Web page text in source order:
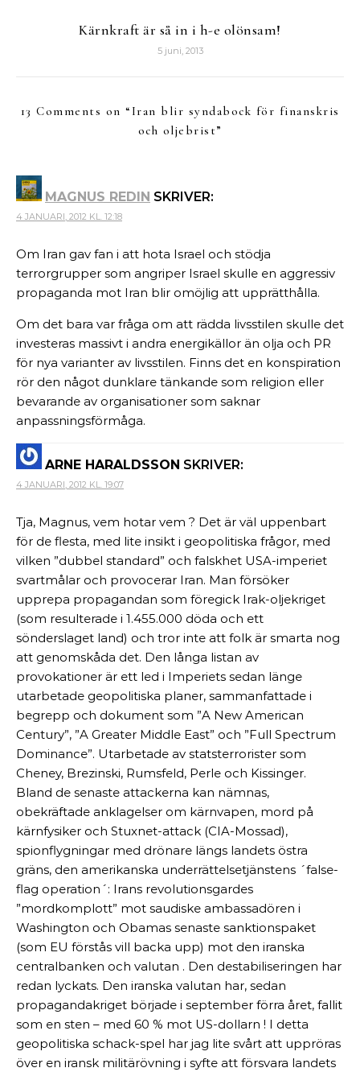
Kärnkraft är så in i h-e olönsam!
5 juni, 2013
13 Comments on “ Iran blir syndabock för finanskris
och oljebrist”
MAGNUS REDIN SKRIVER:
4 JANUARI, 2012 KL. 12:18
Om Iran gav fan i att hota Israel och stödja
terrorgrupper som angriper Israel skulle en aggressiv
propaganda mot Iran blir omöjlig att upprätthålla.
Om det bara var fråga om att rädda livsstilen skulle det
investeras massivt i andra energikällor än olja och PR
för nya varianter av livsstilen. Finns det en konspiration
rör den något dunklare tänkande som religion eller
bevarande av organisationer som saknar
anpassningsförmåga.
ARNE HARALDSSON SKRIVER:
4 JANUARI, 2012 KL. 19:07
Tja, Magnus, vem hotar vem ? Det är väl uppenbart
för de flesta, med lite insikt i geopolitiska frågor, med
vilken ”dubbel standard” och falskhet USA-imperiet
svartmålar och provocerar Iran. Man försöker
upprepa propagandan som föregick Irak-oljekriget
(som resulterade i 1.455.000 döda och ett
sönderslaget land) och tror inte att folk är smarta nog
att genomskåda det. Den långa listan av
provokationer är ett led i Imperiets sedan länge
utarbetade geopolitiska planer, sammanfattade i
begrepp och dokument som ”A New American
Century”, ”A Greater Middle East” och ”Full Spectrum
Dominance”. Utarbetade av statsterrorister som
Cheney, Brezinski, Rumsfeld, Perle och Kissinger.
Bland de senaste attackerna kan nämnas,
obekräftade anklagelser om kärnvapen, mord på
kärnfysiker och Stuxnet-attack (CIA-Mossad),
spionflygningar med drönare längs landets östra
gräns, den amerikanska underrättelsetjänstens ´false-
flag operation´: Irans revolutionsgardes
”mordkomplott” mot saudiske ambassadören i
Washington och Obamas senaste sanktionspaket
(som EU förstås vill backa upp) mot den iranska
centralbanken och valutan . Den destabiliseringen har
redan lyckats. Den iranska valutan har, sedan
propagandakriget började i september förra året, fallit
som en sten – med 60 % mot US-dollarn ! I detta
geopolitiska schack-spel har jag lite svårt att uppröras
över en iransk militärövning i syfte att försvara landets